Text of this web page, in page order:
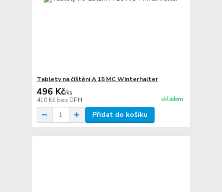
Tablety na čištění A 15 MC Winterhalter
496 Kč/ks
410 Kč bez DPH skladem
Přidat do košíku